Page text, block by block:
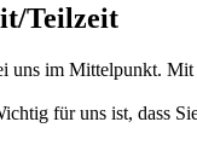
Teilzeit
uns im Mittelpunkt.
für uns ist, dass